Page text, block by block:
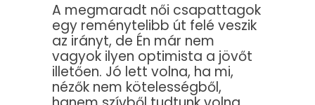
A megmaradt női csapattagok
egy reménytelibb út felé veszik
az irányt, de Én már nem
vagyok ilyen optimista a jövőt
illetően. Jó lett volna, ha mi,
nézők nem kötelességből,